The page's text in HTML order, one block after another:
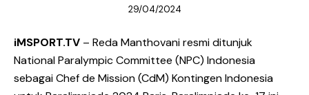
29/04/2024
iMSPORT.TV – Reda Manthovani resmi ditunjuk
National Paralympic Committee (NPC) Indonesia
sebagai Chef de Mission (CdM) Kontingen Indonesia